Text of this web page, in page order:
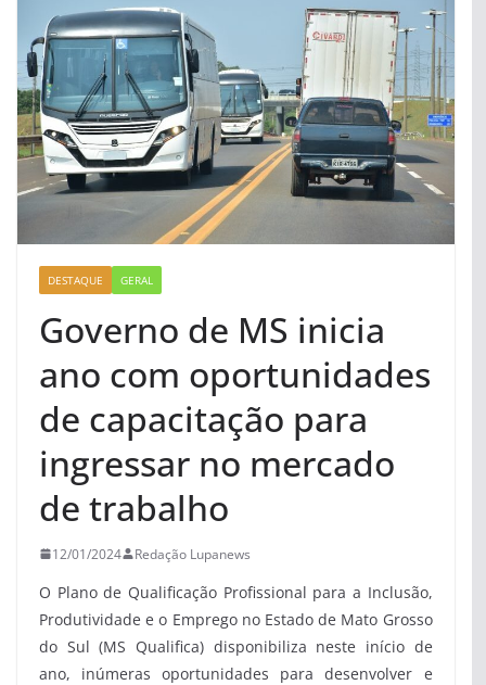
DESTAQUE GERAL
Governo de MS inicia
ano com oportunidades
de capacitação para
ingressar no mercado
de trabalho
12/01/2024 Redação Lupanews
O Plano de Qualificação Profissional para a Inclusão,
Produtividade e o Emprego no Estado de Mato Grosso
do Sul (MS Qualifica) disponibiliza neste início de
ano, inúmeras oportunidades para desenvolver e